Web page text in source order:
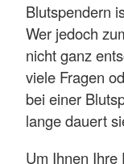
Blutspendern
Wer jedoch
nicht ganz
viele Fragen
bei einer
lange dauert
Um Ihnen Ihre